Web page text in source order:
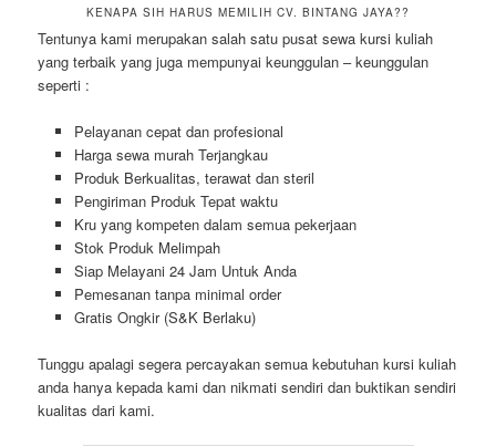
KENAPA SIH HARUS MEMILIH CV. BINTANG JAYA??
Tentunya kami merupakan salah satu pusat sewa kursi kuliah
yang terbaik yang juga mempunyai keunggulan – keunggulan
seperti :
Pelayanan cepat dan profesional
Harga sewa murah Terjangkau
Produk Berkualitas, terawat dan steril
Pengiriman Produk Tepat waktu
Kru yang kompeten dalam semua pekerjaan
Stok Produk Melimpah
Siap Melayani 24 Jam Untuk Anda
Pemesanan tanpa minimal order
Gratis Ongkir (S&K Berlaku)
Tunggu apalagi segera percayakan semua kebutuhan kursi kuliah
anda hanya kepada kami dan nikmati sendiri dan buktikan sendiri
kualitas dari kami.